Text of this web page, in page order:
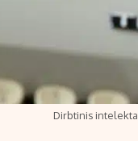
Dirbtinis